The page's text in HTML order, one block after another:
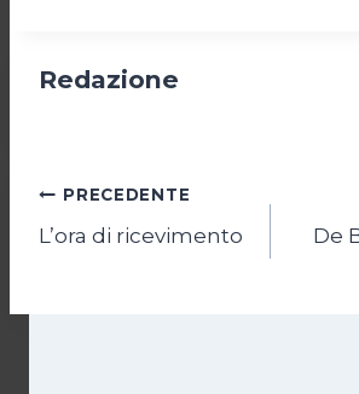
Redazione
Navigazione
articoli
PRECEDENTE
L’ora di ricevimento
De